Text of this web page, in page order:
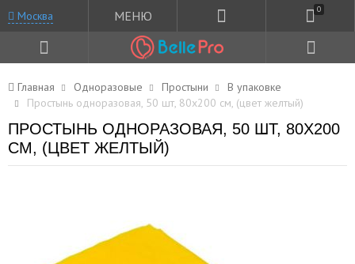
Москва МЕНЮ 0
Главная Одноразовые Простыни
В упаковке
Простынь одноразовая, 50 шт, 80x200 см, (цвет желтый)
ПРОСТЫНЬ ОДНОРАЗОВАЯ, 50 ШТ, 80X200
СМ, (ЦВЕТ ЖЕЛТЫЙ)